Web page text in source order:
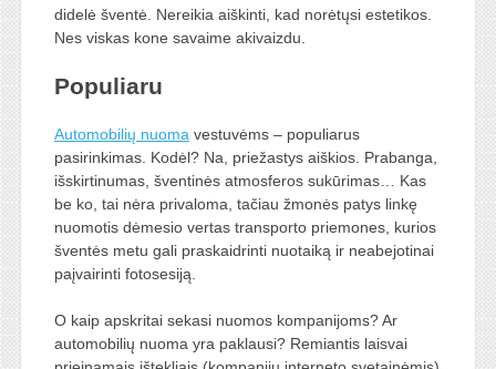
didelė šventė. Nereikia aiškinti, kad norėtųsi estetikos.
Nes viskas kone savaime akivaizdu.
Populiaru
Automobilių nuoma vestuvėms – populiarus
pasirinkimas. Kodėl? Na, priežastys aiškios. Prabanga,
išskirtinumas, šventinės atmosferos sukūrimas… Kas
be ko, tai nėra privaloma, tačiau žmonės patys linkę
nuomotis dėmesio vertas transporto priemones, kurios
šventės metu gali praskaidrinti nuotaiką ir neabejotinai
paįvairinti fotosesiją.
O kaip apskritai sekasi nuomos kompanijoms? Ar
automobilių nuoma yra paklausi? Remiantis laisvai